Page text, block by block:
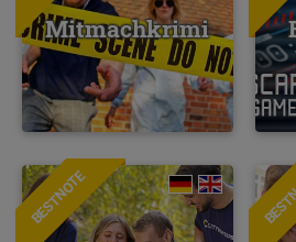
Mitmachkrimi
BESTNOTE